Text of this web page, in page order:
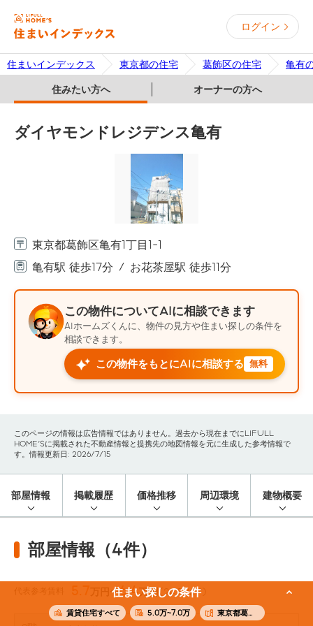
ログイン
住まいインデックス 東京都の住宅 葛飾区の住宅 亀有
住みたい方へ オーナーの方へ
住まい探しの条件
賃貸住宅すべて 5.0万~7.0万 東京都葛飾区
ダイヤモンドレジデンス亀有
東京都葛飾区亀有1丁目1-1
亀有駅 徒歩17分
お花茶屋駅 徒歩11分
この物件についてAIに相談できます
AIホームズくんに、物件の見方や住まい探しの条件を
相談できます。
この物件をもとにAIに相談する 無料
このページの情報は広告情報ではありません。過去から現在までにLIFULL
HOME'Sに掲載された不動産情報と提携先の地図情報を元に生成した参考情報で
す。情報更新日: 2026/7/15
部屋情報 掲載履歴 価格推移 周辺環境 建物概要
部屋情報（4件）
5.7 万円〜6.4万円(24.58m²)